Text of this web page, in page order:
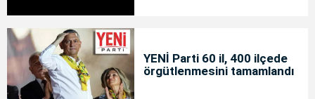
YENİ Parti 60 il, 400 ilçede
örgütlenmesini tamamlandı